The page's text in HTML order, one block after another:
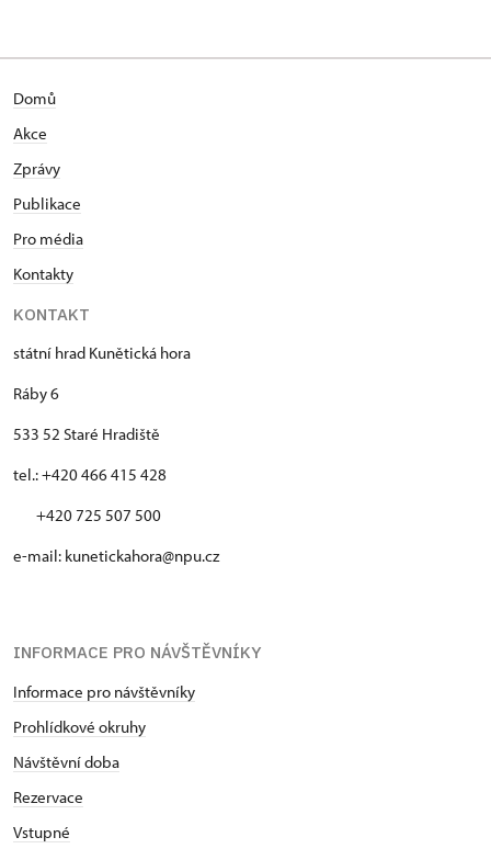
Domů
Akce
Zprávy
Publikace
Pro média
Kontakty
KONTAKT
státní hrad Kunětická hora
Ráby 6
533 52 Staré Hradiště
tel.: +420 466 415 428
+420 725 507 500
e-mail: kunetickahora@npu.cz
INFORMACE PRO NÁVŠTĚVNÍKY
Informace pro návštěvníky
Prohlídkové okruhy
Návštěvní doba
Rezervace
Vstupné